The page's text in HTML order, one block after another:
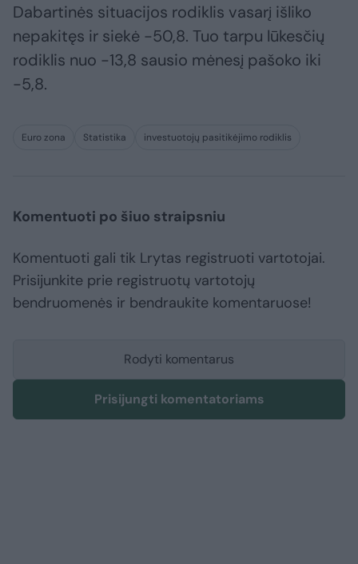
Dabartinės situacijos rodiklis vasarį išliko
nepakitęs ir siekė -50,8. Tuo tarpu lūkesčių
rodiklis nuo -13,8 sausio mėnesį pašoko iki
-5,8.
Euro zona Statistika investuotojų pasitikėjimo rodiklis
Komentuoti po šiuo straipsniu
Komentuoti gali tik Lrytas registruoti vartotojai.
Prisijunkite prie registruotų vartotojų
bendruomenės ir bendraukite komentaruose!
Rodyti komentarus
Prisijungti komentatoriams